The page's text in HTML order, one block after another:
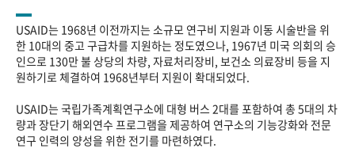
USAID는 1968년 이전까지는 소규모 연구비 지원과 이동 시술반을 위
한 10대의 중고 구급차를 지원하는 정도였으나, 1967년 미국 의회의 승
인으로 130만 불 상당의 차량, 자료처리장비, 보건소 의료장비 등을 지
원하기로 체결하여 1968년부터 지원이 확대되었다.
USAID는 국립가족계획연구소에 대형 버스 2대를 포함하여 총 5대의 차
량과 장단기 해외연수 프로그램을 제공하여 연구소의 기능강화와 전문
연구 인력의 양성을 위한 전기를 마련하였다.